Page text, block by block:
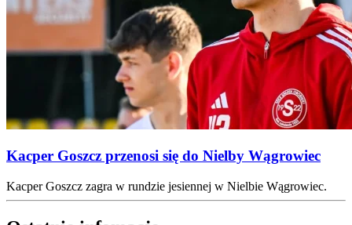
Kacper Goszcz przenosi się do Nielby Wągrowiec
Kacper Goszcz zagra w rundzie jesiennej w Nielbie Wągrowiec.